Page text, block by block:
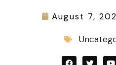
August 7,